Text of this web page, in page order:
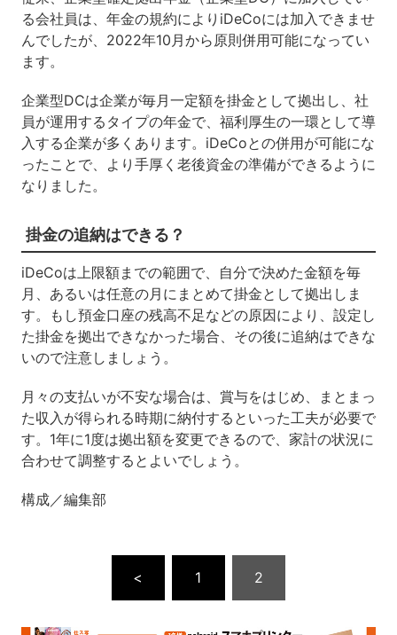
る会社員は、年金の規約により iDeCoには加入できませ
んでしたが、 2022年10 月から原則併用可能になってい
ます。
企業型DCは企業が毎月一定額を掛金として拠出し、社
員が運用するタイプの年金で、福利厚生の一環として導
入する企業が多くあります。 iDeCoとの併用が可能にな
ったことで、より手厚く老後資金の準備ができるように
なりました。
掛金の追納はできる？
iDeCoは上限額までの範囲で、自分で決めた金額を毎
月、あるいは任意の月にまとめて掛金として拠出しま
す。もし預金口座の残高不足などの原因により、設定し
た掛金を拠出できなかった場合、その後に追納はできな
いので注意しましょう。
月々の支払いが不安な場合は、賞与をはじめ、まとまっ
た収入が得られる時期に納付するといった工夫が必要で
す。 1年に1度は拠出額を変更できるので、家計の状況に
合わせて調整するとよいでしょう。
構成／編集部
< 1 2